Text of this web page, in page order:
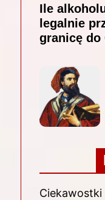
Ile
legalnie
granicę do
Ciekawostki